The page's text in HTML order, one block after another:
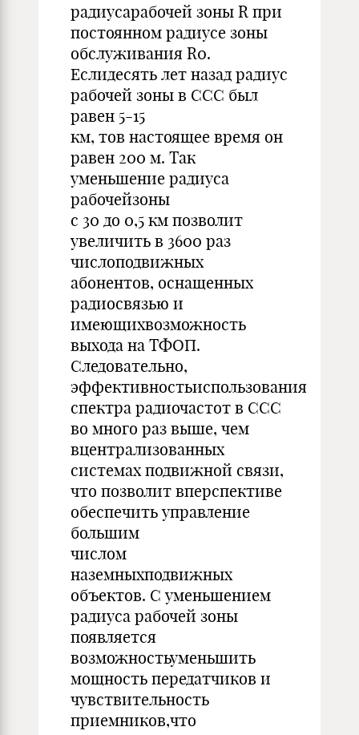
радиусарабочей зоны R при
постоянном радиусе зоны
обслуживания R0.
Еслидесять лет назад радиус
рабочей зоны в ССС был
равен 5-15
км, тов настоящее время он
равен 200 м. Так
уменьшение радиуса
рабочейзоны
с 30 до 0,5 км позволит
увеличить в 3600 раз
числоподвижных
абонентов, оснащенных
радиосвязью и
имеющихвозможность
выхода на ТФОП.
Следовательно,
эффективностьиспользования
спектра радиочастот в ССС
во много раз выше, чем
вцентрализованных
системах подвижной связи,
что позволит вперспективе
обеспечить управление
большим
числом
наземныхподвижных
объектов. С уменьшением
радиуса рабочей зоны
появляется
возможностьуменьшить
мощность передатчиков и
чувствительность
приемников,что